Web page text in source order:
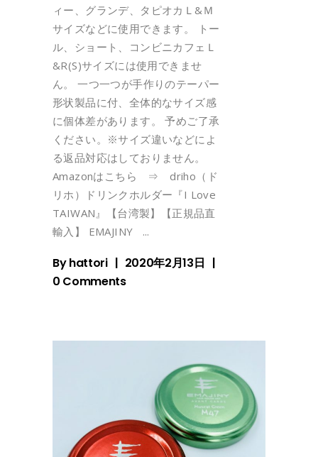
ィー、グランデ、タピオカＬ&Ｍ
サイズなどに使用できます。 トー
ル、ショート、コンビニカフェＬ
&R(S)サイズには使用できませ
ん。 一つ一つが手作りのテーパー
形状製品に付、全体的なサイズ感
に個体差があります。 予めご了承
ください。※サイズ違いなどによ
る返品対応はしておりません。
Amazonはこちら ⇒ driho（ド
リホ）ドリンクホルダー『I Love
TAIWAN』【台湾製】【正規品直
輸入】 EMAJINY
Byhattori
2020年2月13日
0 Comments